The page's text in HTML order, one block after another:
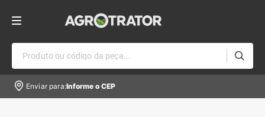
Produto ou código da peça...
Enviar para:Informe o CEP